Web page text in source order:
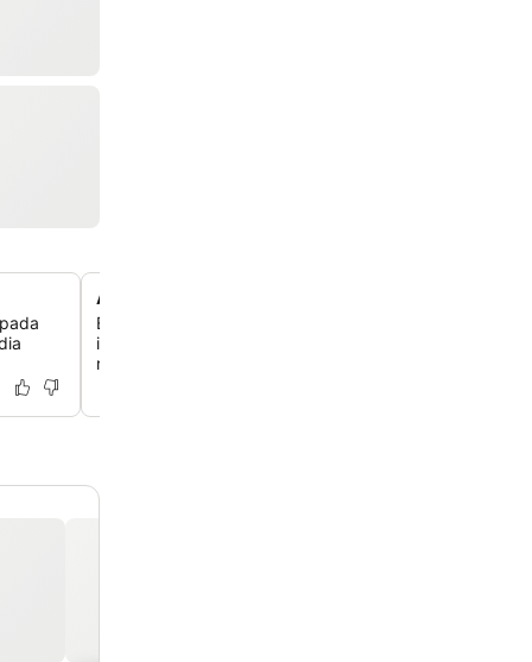
Acesso ao centro de Nerja
Explore o coração da cidade com uma caminhada de 5
icônico Balcón de Europa e tenha fácil acesso a
restaurantes locais próximos.